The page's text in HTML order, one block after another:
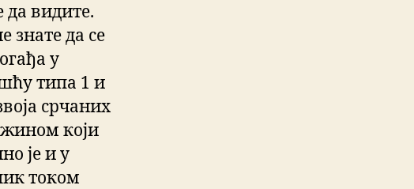
да видите.
знате да се
у
типа 1 и
срчаних
који
је и у
током